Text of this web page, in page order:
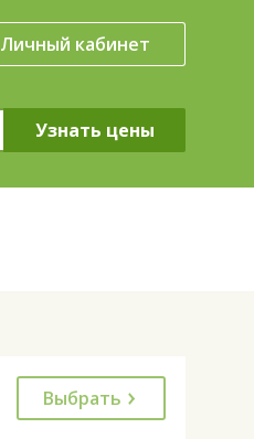
Личный кабинет
Выбрать